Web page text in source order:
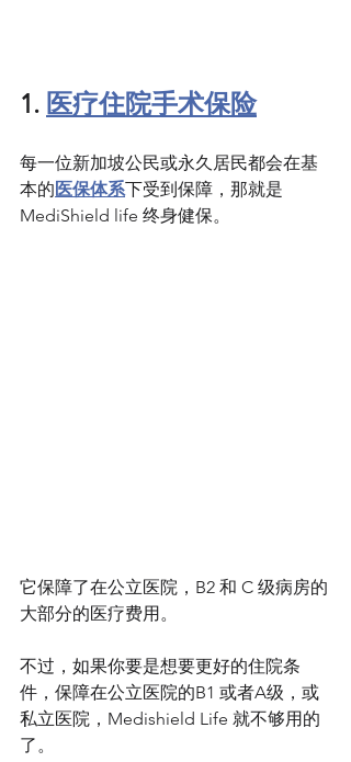
1. 医疗住院手术保险
每一位新加坡公民或永久居民都会在基
本的医保体系下受到保障，那就是
MediShield life 终身健保。
它保障了在公立医院，B2 和 C 级病房的
大部分的医疗费用。
不过，如果你要是想要更好的住院条
件，保障在公立医院的B1 或者A级，或
私立医院，Medishield Life 就不够用的
了。